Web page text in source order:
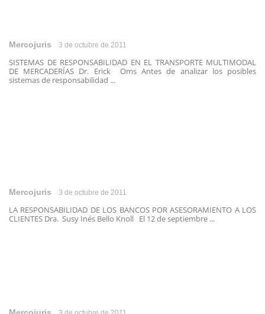
Mercojuris 3 de octubre de 2011
SISTEMAS DE RESPONSABILIDAD EN EL TRANSPORTE MULTIMODAL
DE MERCADERÍAS Dr. Erick Oms Antes de analizar los posibles
sistemas de responsabilidad ...
Mercojuris 3 de octubre de 2011
LA RESPONSABILIDAD DE LOS BANCOS POR ASESORAMIENTO A LOS
CLIENTES Dra. Susy Inés Bello Knoll El 12 de septiembre ...